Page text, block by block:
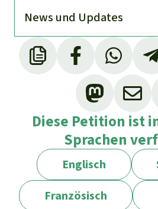
News und Updates
Diese Petition ist
Sprachen
Englisch
Französisch